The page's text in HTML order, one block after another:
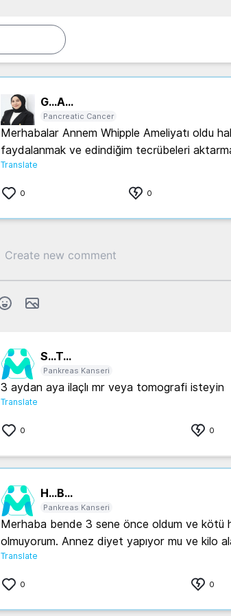
G...A...
Pancreatic Cancer
Merhabalar Annem Whipple Ameliyatı oldu
faydalanmak ve edindiğim tecrübeleri
Translate
0 0
S...T...
Pankreas Kanseri
3 aydan aya ilaçlı mr veya tomografi isteyin
Translate
0 0
H...B...
Pankreas Kanseri
Merhaba bende 3 sene önce oldum ve kötü
olmuyorum. Annez diyet yapıyor mu ve kilo
Translate
0 0